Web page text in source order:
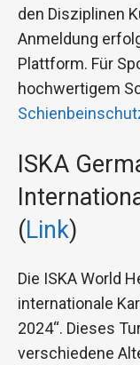
den Disziplinen
Anmeldung
Plattform. Für
hochwertigem
ISKA
(Link)
Die ISKA World
internationale
2024“. Dieses
verschiedene